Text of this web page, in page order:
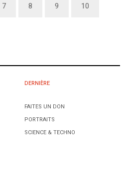
7 8 9 10
DERNIÈRE
FAITES UN DON
PORTRAITS
SCIENCE & TECHNO